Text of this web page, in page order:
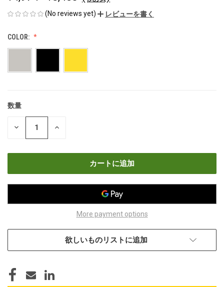
(No reviews yet) レビューを書く
COLOR:
現
数量
数
ら
数
や
More payment options
欲しいものリストに追加